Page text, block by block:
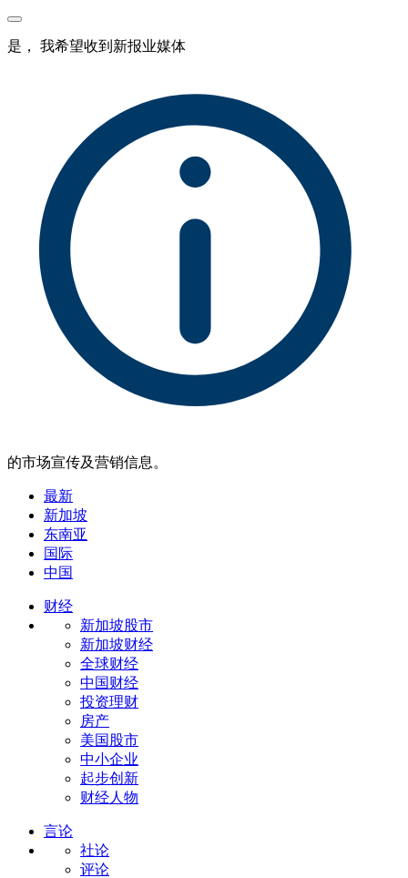
是， 我希望收到新报业媒体
的市场宣传及营销信息。
最新
新加坡
东南亚
国际
中国
财经
新加坡股市
新加坡财经
全球财经
中国财经
投资理财
房产
美国股市
中小企业
起步创新
财经人物
言论
社论
评论